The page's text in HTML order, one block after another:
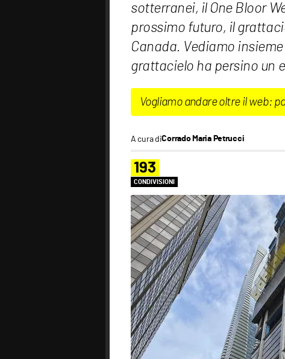
sotterranei, il One Bloor
prossimo futuro, il
Canada. Vediamo
grattacielo ha persino un
Vogliamo andare oltre il web:
A cura diCorrado Maria Petrucci
193
CONDIVISIONI